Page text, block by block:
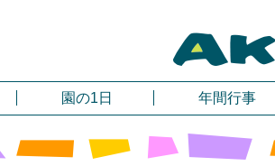
園の1日 年間行事